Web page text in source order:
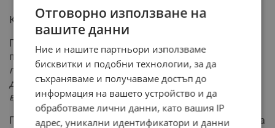
Какво следва?
Президентът Румен Радев прие върнатия мандат с
предупреждение: "Дали българите ще излязат да
гласуват, зависи от политическите сили, както и от
действията на вашето правителство, всеки ден е
важен."
Процедурата предвижда връчване на втори мандат на
Отговорно използване на
вашите данни
Ние и нашите партньори използваме
бисквитки и подобни технологии, за да
съхраняваме и получаваме достъп до
информация на вашето устройство и да
обработваме лични данни, като вашия IP
адрес, уникални идентификатори и данни